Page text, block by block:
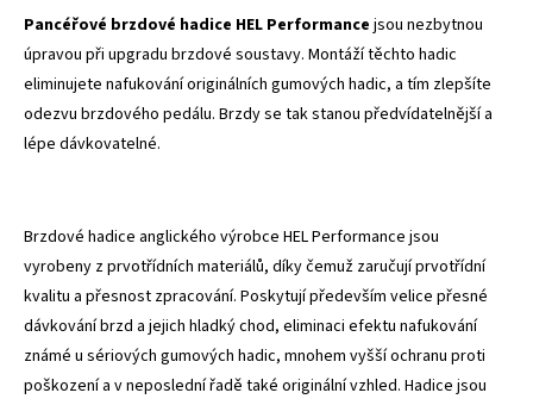
Pancéřové brzdové hadice HEL Performance jsou nezbytnou
úpravou při upgradu brzdové soustavy. Montáží těchto hadic
eliminujete nafukování originálních gumových hadic, a tím zlepšíte
odezvu brzdového pedálu. Brzdy se tak stanou předvídatelnější a
lépe dávkovatelné.
Brzdové hadice anglického výrobce HEL Performance jsou
vyrobeny z prvotřídních materiálů, díky čemuž zaručují prvotřídní
kvalitu a přesnost zpracování. Poskytují především velice přesné
dávkování brzd a jejich hladký chod, eliminaci efektu nafukování
známé u sériových gumových hadic, mnohem vyšší ochranu proti
poškození a v neposlední řadě také originální vzhled. Hadice jsou